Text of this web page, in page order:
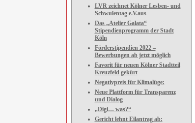
LVR zeichnet Kölner Lesben- und
Schwulentag e.V.aus
Das „Atelier Galata“
Stipendienprogramm der Stadt
Köln
Förderstipendien 2022 –
Bewerbungen ab jetzt möglich
Favorit für neuen Kölner Stadtteil
Kreuzfeld gekürt
Negativpreis für Klimalüge:
Neue Plattform für Transparenz
und Dialog
„Digi… was?“
Gericht lehnt Eilantrag ab: